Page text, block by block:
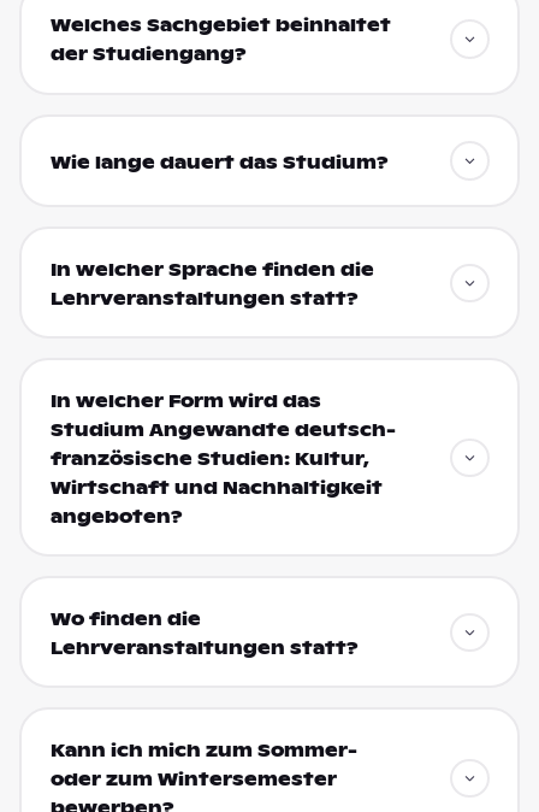
Welches Sachgebiet beinhaltet
der Studiengang?
Wie lange dauert das Studium?
In welcher Sprache finden die
Lehrveranstaltungen statt?
In welcher Form wird das
Studium Angewandte deutsch-
französische Studien: Kultur,
Wirtschaft und Nachhaltigkeit
angeboten?
Wo finden die
Lehrveranstaltungen statt?
Kann ich mich zum Sommer-
oder zum Wintersemester